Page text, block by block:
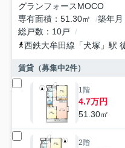
グランフォースMOCO
専有面積
51.30㎡ 築年月
総戸数
10戸
西鉄大牟田線 「犬塚 」駅
賃貸（募集中2件）
1階
4.7万円
51.30㎡
2階